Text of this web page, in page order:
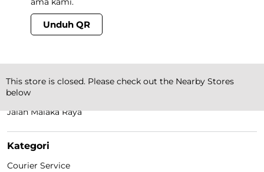
Unduh QR
Temukan Lokasi Terdekat
Jalan Malaka Raya
Kategori
Courier Service
This store is closed. Please check out the Nearby Stores
below